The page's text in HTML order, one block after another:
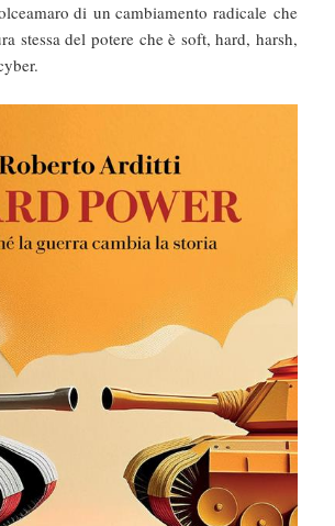
di un cambiamento radicale che
stessa del potere che è soft, hard, harsh,